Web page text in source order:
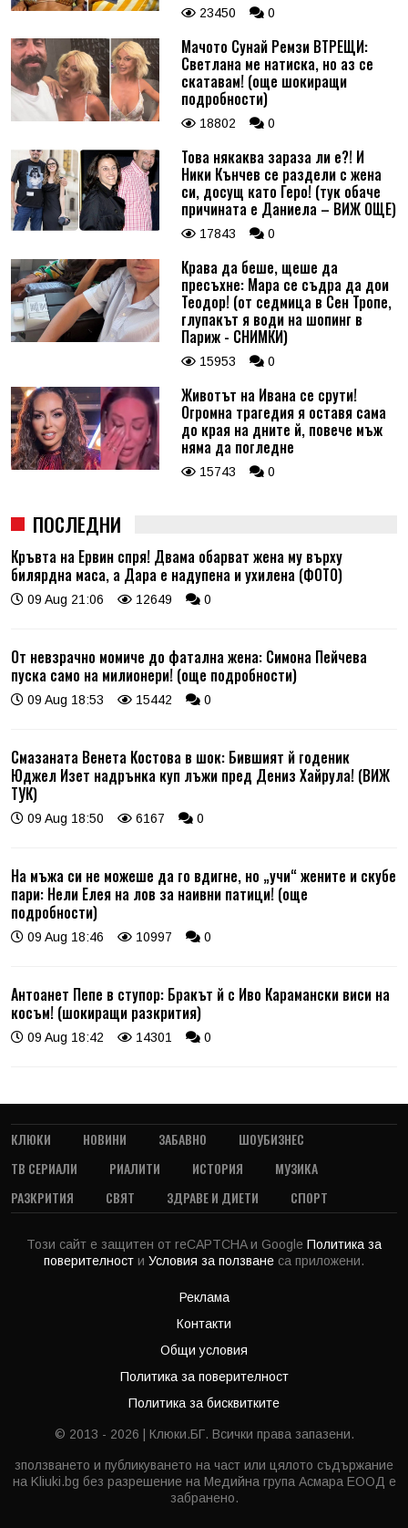
23450 0
Мачото Сунай Ремзи ВТРЕЩИ:
Светлана ме натиска, но аз се
скатавам! (още шокиращи
подробности)
18802 0
Това някаква зараза ли е?! И
Ники Кънчев се раздели с жена
си, досущ като Геро! (тук обаче
причината е Даниела – ВИЖ ОЩЕ)
17843 0
Крава да беше, щеше да
пресъхне: Мара се съдра да дои
Теодор! (от седмица в Сен Тропе,
глупакът я води на шопинг в
Париж - СНИМКИ)
15953 0
Животът на Ивана се срути!
Огромна трагедия я оставя сама
до края на дните й, повече мъж
няма да погледне
15743 0
ПОСЛЕДНИ
Кръвта на Ервин спря! Двама обарват жена му върху
билярдна маса, а Дара е надупена и ухилена (ФОТО)
09 Aug 21:06 12649 0
От невзрачно момиче до фатална жена: Симона Пейчева
пуска само на милионери! (още подробности)
09 Aug 18:53 15442 0
Смазаната Венета Костова в шок: Бившият й годеник
Юджел Изет надрънка куп лъжи пред Дениз Хайрула! (ВИЖ
ТУК)
09 Aug 18:50 6167 0
На мъжа си не можеше да го вдигне, но „учи“ жените и скубе
пари: Нели Елея на лов за наивни патици! (още
подробности)
09 Aug 18:46 10997 0
Антоанет Пепе в ступор: Бракът й с Иво Карамански виси на
косъм! (шокиращи разкрития)
09 Aug 18:42 14301 0
КЛЮКИ НОВИНИ ЗАБАВНО
ШОУБИЗНЕС
ТВ СЕРИАЛИ
РИАЛИТИ ИСТОРИЯ
МУЗИКА
РАЗКРИТИЯ
СВЯТ ЗДРАВЕ И ДИЕТИ СПОРТ
Този сайт е защитен от reCAPTCHA и Google Политика за
поверителност и Условия за ползване са приложени.
Реклама
Контакти
Общи условия
Политика за поверителност
Политика за бисквитките
© 2013 - 2026 | Клюки.БГ. Всички права запазени.
зползването и публикуването на част или цялото съдържание
на Kliuki.bg без разрешение на Медийна група Асмара ЕООД е
забранено.